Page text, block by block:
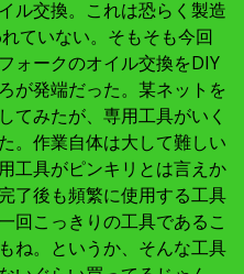
ル交換。これは恐らく製造
ていない。そもそも今回
ォークのオイル交換をDIY
が発端だった。某ネットを
てみたが、専用工具がいく
。作業自体は大して難しい
工具がピンキリとは言えか
了後も頻繁に使用する工具
回こっきりの工具であるこ
ね。というか、そんな工具